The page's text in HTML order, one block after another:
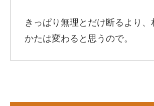
きっぱり無理とだけ断るより、
かたは変わると思うので。